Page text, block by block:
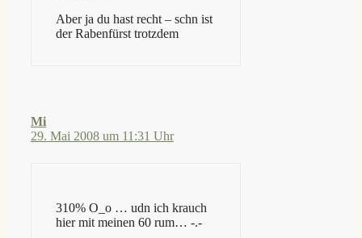
Aber ja du hast recht – schn ist
der Rabenfürst trotzdem
Mi
29. Mai 2008 um 11:31 Uhr
310% O_o … udn ich krauch
hier mit meinen 60 rum… -.-